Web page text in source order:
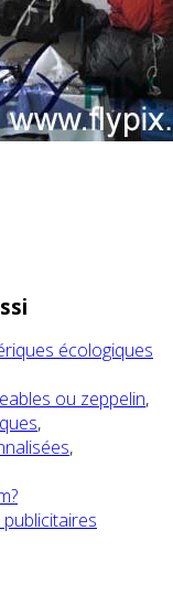
écologiques
ou zeppelin,
,
,